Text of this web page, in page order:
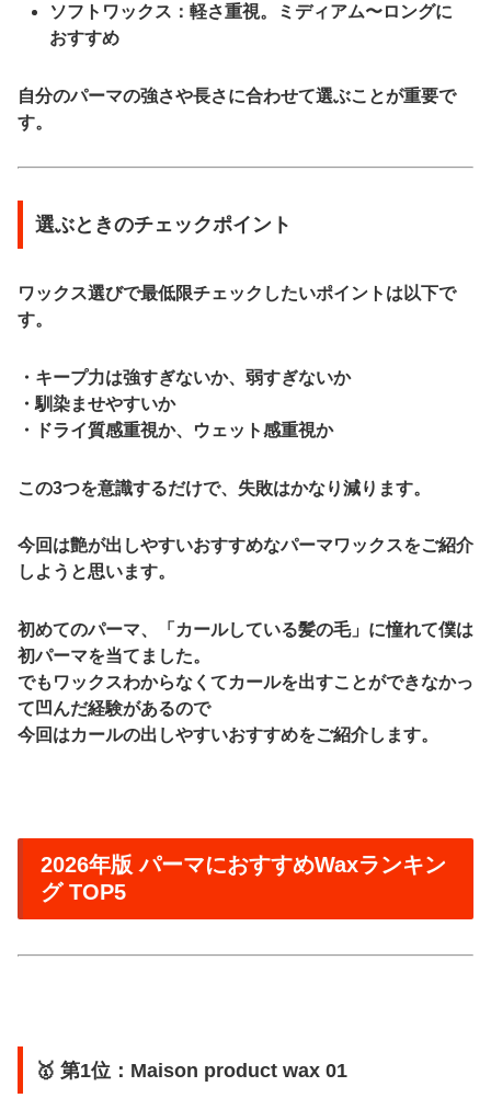
ソフトワックス ：軽さ重視。ミディアム〜ロングに
おすすめ
自分のパーマの強さや長さに合わせて選ぶことが重要で
す。
選ぶときのチェックポイント
ワックス選びで最低限チェックしたいポイントは以下で
す。
・キープ力は強すぎないか、弱すぎないか
・馴染ませやすいか
・ドライ質感重視か、ウェット感重視か
この3つを意識するだけで、失敗はかなり減ります。
今回は艶が出しやすいおすすめなパーマワックスをご紹介
しようと思います。
初めてのパーマ、「カールしている髪の毛」に憧れて僕は
初パーマを当てました。
でもワックスわからなくてカールを出すことができなかっ
て凹んだ経験があるので
今回はカールの出しやすいおすすめをご紹介します。
2026年版 パーマにおすすめWaxランキン
グ TOP5
🥇 第1位：Maison product wax 01